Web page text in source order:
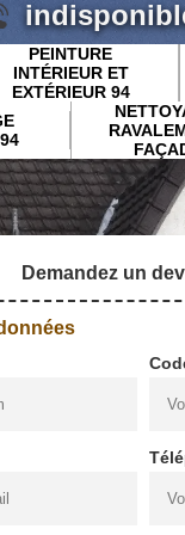
PEINTURE
INTÉRIEUR ET
EXTÉRIEUR 94
Demandez un